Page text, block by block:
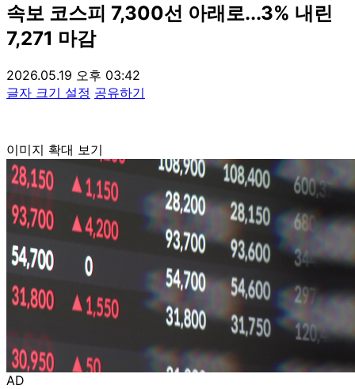
속보 코스피 7,300선 아래로...3% 내린
7,271 마감
2026.05.19 오후 03:42
글자 크기 설정 공유하기
이미지 확대 보기
AD